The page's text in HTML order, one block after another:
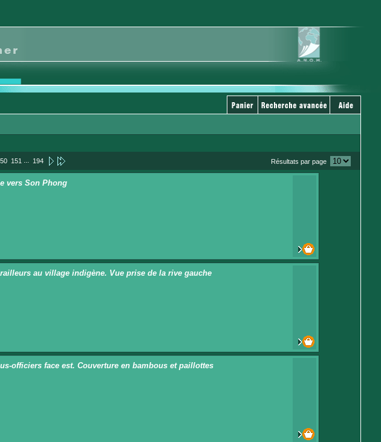
151 ... 194 Résultats par page
vers Son Phong
au village indigène. Vue prise de la rive gauche
officiers face est. Couverture en bambous et paillottes